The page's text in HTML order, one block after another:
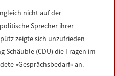
nicht auf der
Sprecher ihrer
zeigte sich unzufrieden
(CDU) die Fragen im
»Gesprächsbedarf« an.